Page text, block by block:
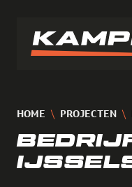
HOME PROJECTEN